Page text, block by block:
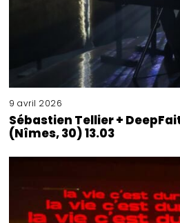
9 avril 2026
Sébastien Tellier +
(Nîmes, 30) 13.03